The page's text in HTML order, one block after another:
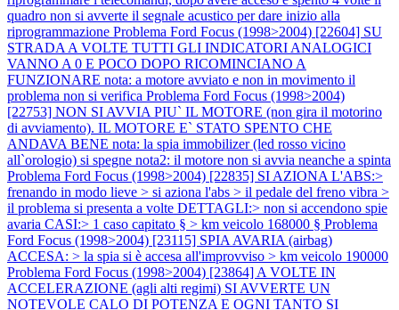
quadro non si avverte il segnale acustico per dare inizio alla
riprogrammazione Problema Ford Focus (1998>2004) [22604] SU
STRADA A VOLTE TUTTI GLI INDICATORI ANALOGICI
VANNO A 0 E POCO DOPO RICOMINCIANO A
FUNZIONARE nota: a motore avviato e non in movimento il
problema non si verifica Problema Ford Focus (1998>2004)
[22753] NON SI AVVIA PIU` IL MOTORE (non gira il motorino
di avviamento). IL MOTORE E` STATO SPENTO CHE
ANDAVA BENE nota: la spia immobilizer (led rosso vicino
all`orologio) si spegne nota2: il motore non si avvia neanche a spinta
Problema Ford Focus (1998>2004) [22835] SI AZIONA L'ABS:>
frenando in modo lieve > si aziona l'abs > il pedale del freno vibra >
il problema si presenta a volte DETTAGLI:> non si accendono spie
avaria CASI:> 1 caso capitato § > km veicolo 168000 § Problema
Ford Focus (1998>2004) [23115] SPIA AVARIA (airbag)
ACCESA: > la spia si è accesa all'improvviso > km veicolo 190000
Problema Ford Focus (1998>2004) [23864] A VOLTE IN
ACCELERAZIONE (agli alti regimi) SI AVVERTE UN
NOTEVOLE CALO DI POTENZA E OGNI TANTO SI